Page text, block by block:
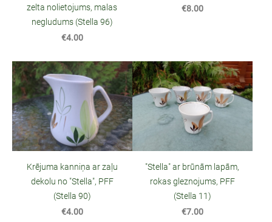
zelta nolietojums, malas
negludums (Stella 96)
€4.00
€8.00
Krējuma kanniņa ar zaļu
dekolu no "Stella", PFF
(Stella 90)
€4.00
"Stella" ar brūnām lapām,
rokas gleznojums, PFF
(Stella 11)
€7.00